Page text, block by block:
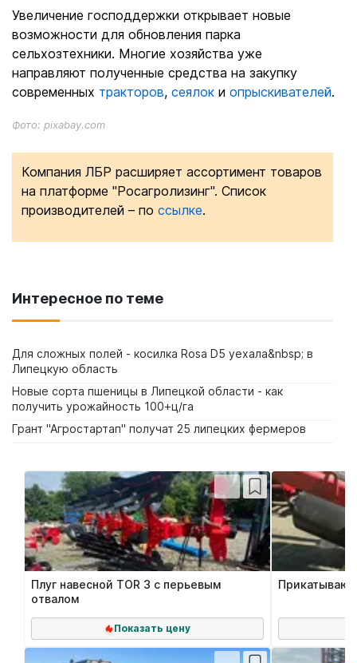
Увеличение господдержки открывает новые
возможности для обновления парка
сельхозтехники. Многие хозяйства уже
направляют полученные средства на закупку
современных тракторов, сеялок и опрыскивателей.
Фото: pixabay.com
Компания ЛБР расширяет ассортимент товаров
на платформе "Росагролизинг". Список
производителей – по ссылке.
Интересное по теме
Для сложных полей - косилка Rosa D5 уехала&nbsp; в
Липецкую область
Новые сорта пшеницы в Липецкой области - как
получить урожайность 100+ц/га
Грант "Агростартап" получат 25 липецких фермеров
Плуг навесной TOR 3 с перьевым
отвалом
Показать цену